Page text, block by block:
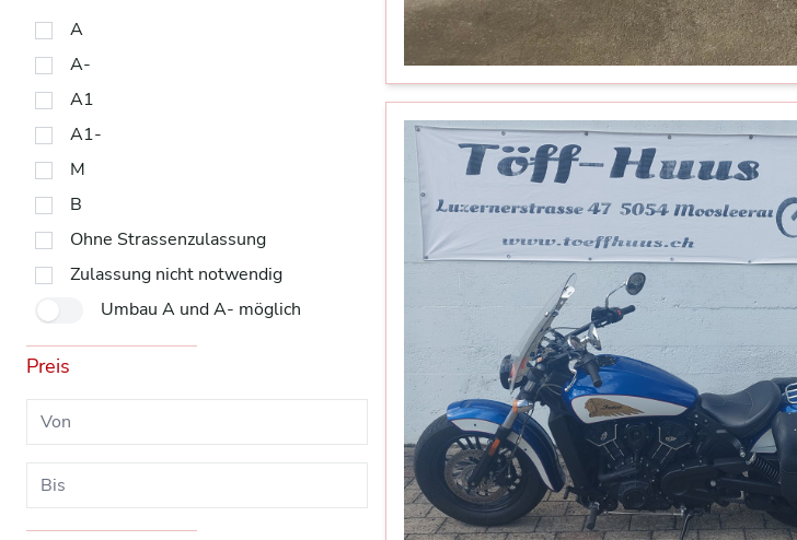
A
A-
A1
A1-
M
B
Ohne Strassenzulassung
Zulassung nicht notwendig
Umbau A und A- möglich
Preis